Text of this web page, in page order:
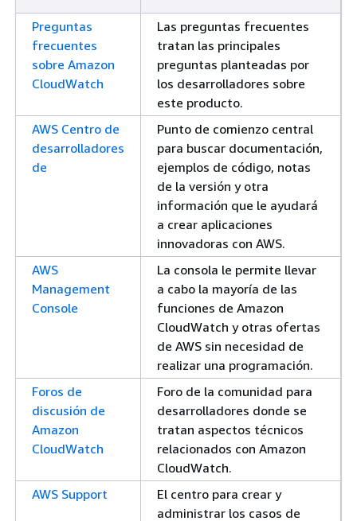
Preguntas
frecuentes
sobre Amazon
CloudWatch
Las preguntas frecuentes
tratan las principales
preguntas planteadas por
los desarrolladores sobre
este producto.
AWS Centro de
desarrolladores
de
Punto de comienzo central
para buscar documentación,
ejemplos de código, notas
de la versión y otra
información que le ayudará
a crear aplicaciones
innovadoras con AWS.
AWS
Management
Console
La consola le permite llevar
a cabo la mayoría de las
funciones de Amazon
CloudWatch y otras ofertas
de AWS sin necesidad de
realizar una programación.
Foros de
discusión de
Amazon
CloudWatch
Foro de la comunidad para
desarrolladores donde se
tratan aspectos técnicos
relacionados con Amazon
CloudWatch.
AWS Support
El centro para crear y
administrar los casos de